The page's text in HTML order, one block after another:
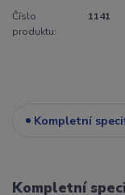
Číslo
produktu:
1141
Kompletní
Kompletní